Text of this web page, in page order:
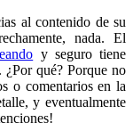
al contenido de su
nada. El
y seguro tiene
qué? Porque no
o comentarios en la
y eventualmente